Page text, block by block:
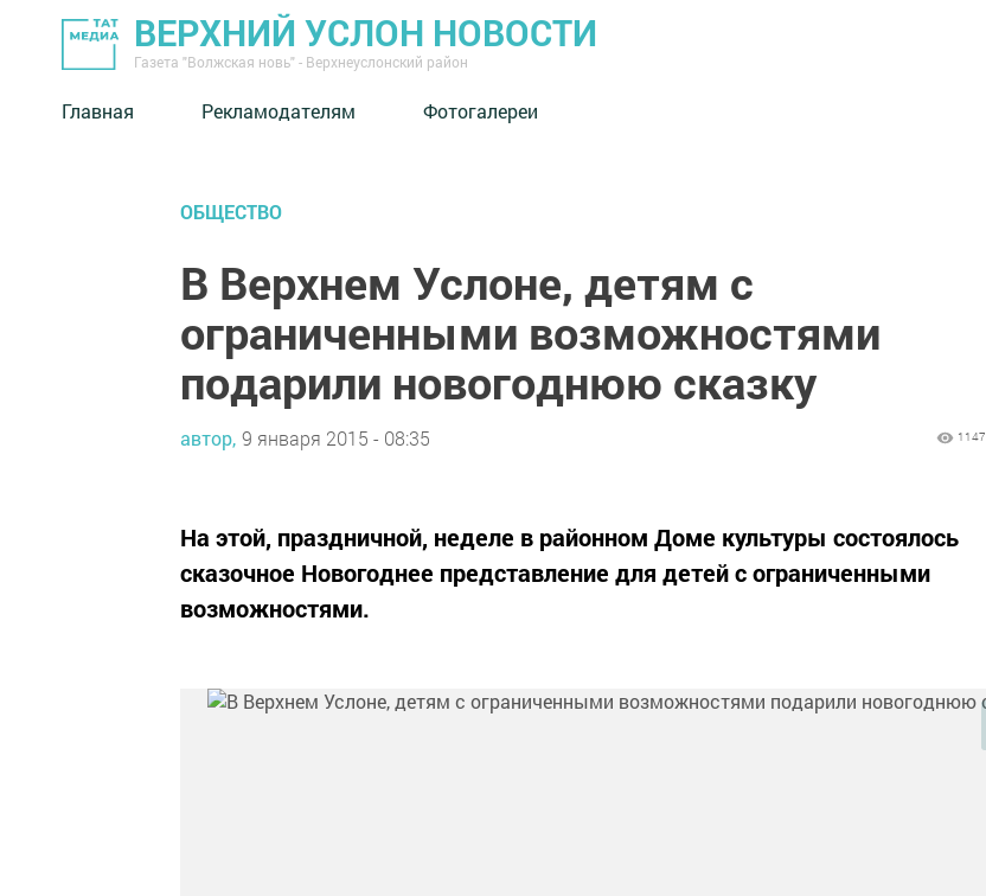
ВЕРХНИЙ УСЛОН НОВОСТИ
Газета "Волжская новь" - Верхнеуслонский район
Главная Рекламодателям Фотогалереи
ОБЩЕСТВО
В Верхнем Услоне, детям с
ограниченными возможностями
подарили новогоднюю сказку
автор, 9 января 2015 - 08:35 1147
На этой, праздничной, неделе в районном Доме культуры состоялось
сказочное Новогоднее представление для детей с ограниченными
возможностями.